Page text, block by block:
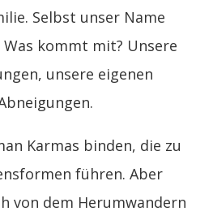
Selbst unser Name
kommt mit? Unsere
unsere eigenen
Karmas binden, die zu
führen. Aber
von dem Herumwandern